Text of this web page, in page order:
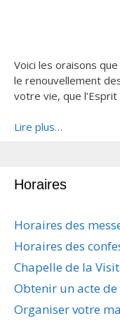
Voici les oraisons
le renouvellement
votre vie, que
Lire plus…
Horaires
Horaires des
Horaires des
Chapelle de la
Obtenir un acte
Organiser votre